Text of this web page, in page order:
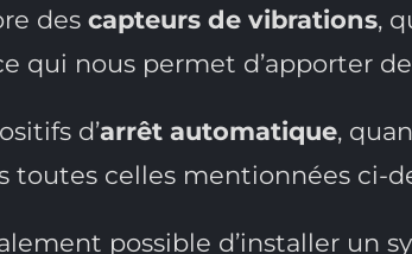
des capteurs de vibrations,
qui nous permet d’apporter
d’arrêt automatique,
toutes celles mentionnées ci-
possible d’installer un